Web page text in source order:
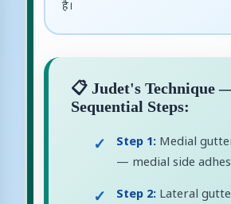
है।
📋 Judet's Technique
Sequential Steps:
Step 1: Medial
— medial side
Step 2: Lateral